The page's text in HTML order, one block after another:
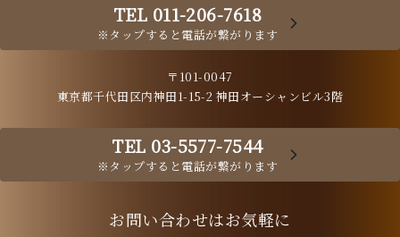
TEL 011-206-7618
※タップすると電話が繋がります
〒101-0047
東京都千代田区内神田1-15-2 神田オーシャンビル3階
TEL 03-5577-7544
※タップすると電話が繋がります
お問い合わせはお気軽に